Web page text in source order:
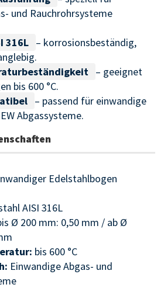
und Rauchrohrsysteme
316L – korrosionsbeständig,
– geeignet
bis 600 °C.
– passend für einwandige
Abgassysteme.
Edelstahlbogen
AISI 316L
Ø 200 mm: 0,50 mm / ab Ø
bis 600 °C
Einwandige Abgas- und